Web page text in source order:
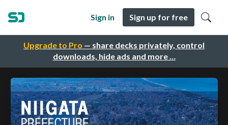
Upgrade to Pro — share decks privately, control
downloads, hide ads and more …
Sign in Sign up for free